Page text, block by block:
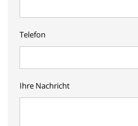
Telefon
Ihre Nachricht